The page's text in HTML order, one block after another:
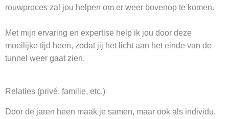
rouwproces zal jou helpen om er weer bovenop te komen.
Met mijn ervaring en expertise help ik jou door deze
moeilijke tijd heen, zodat jij het licht aan het einde van de
tunnel weer gaat zien.
Relaties (privé, familie, etc.)
Door de jaren heen maak je samen, maar ook als individu,